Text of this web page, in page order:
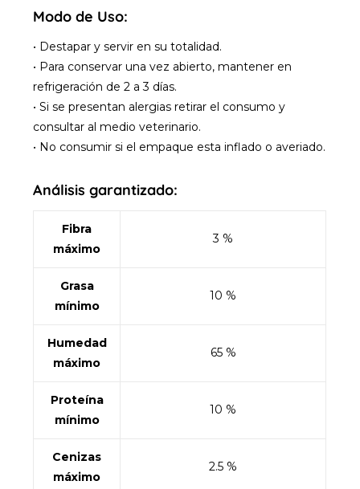
Modo de Uso:
• Destapar y servir en su totalidad.
• Para conservar una vez abierto, mantener en
refrigeración de 2 a 3 días.
• Si se presentan alergias retirar el consumo y
consultar al medio veterinario.
• No consumir si el empaque esta inflado o averiado.
Análisis garantizado:
Fibra
máximo
3 %
Grasa
mínimo
10 %
Humedad
máximo
65 %
Proteína
mínimo
‎10 %
Cenizas
máximo
2.5 %